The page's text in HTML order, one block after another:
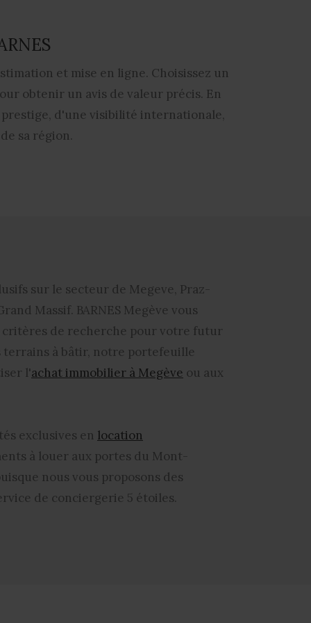
et mise en ligne. Choisissez un
obtenir un avis de valeur précis. En
d'une visibilité internationale,
sa région.
sur le secteur de Megeve, Praz-
Massif. BARNES Megève vous
critères de recherche pour votre futur
terrains à bâtir, notre portefeuille
l'achat immobilier à Megève ou aux
exclusives en location
à louer aux portes du Mont-
nous vous proposons des
de conciergerie 5 étoiles.